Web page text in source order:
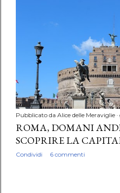
Pubblicato da Alice delle Meraviglie
ROMA, DOMANI
SCOPRIRE LA
Condividi 6 commenti